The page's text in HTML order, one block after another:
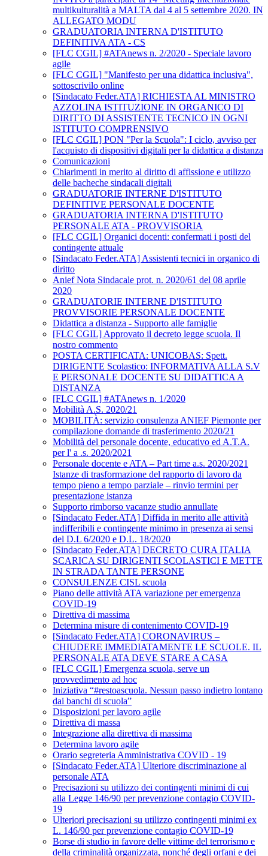
multikulturalità a MALTA dal 4 al 5 settembre 2020. IN
ALLEGATO MODU
GRADUATORIA INTERNA D'ISTITUTO
DEFINITIVA ATA - CS
[FLC CGIL] #ATAnews n. 2/2020 - Speciale lavoro
agile
[FLC CGIL] "Manifesto per una didattica inclusiva",
sottoscrivilo online
[Sindacato Feder.ATA] RICHIESTA AL MINISTRO
AZZOLINA ISTITUZIONE IN ORGANICO DI
DIRITTO DI ASSISTENTE TECNICO IN OGNI
ISTITUTO COMPRENSIVO
[FLC CGIL] PON "Per la Scuola": I ciclo, avviso per
l'acquisto di dispositivi digitali per la didattica a distanza
Comunicazioni
Chiarimenti in merito al diritto di affissione e utilizzo
delle bacheche sindacali digitali
GRADUATORIE INTERNE D'ISTITUTO
DEFINITIVE PERSONALE DOCENTE
GRADUATORIA INTERNA D'ISTITUTO
PERSONALE ATA - PROVVISORIA
[FLC CGIL] Organici docenti: confermati i posti del
contingente attuale
[Sindacato Feder.ATA] Assistenti tecnici in organico di
diritto
Anief Nota Sindacale prot. n. 2020/61 del 08 aprile
2020
GRADUATORIE INTERNE D'ISTITUTO
PROVVISORIE PERSONALE DOCENTE
Didattica a distanza - Supporto alle famiglie
[FLC CGIL] Approvato il decreto legge scuola. Il
nostro commento
POSTA CERTIFICATA: UNICOBAS: Spett.
DIRIGENTE Scolastico: INFORMATIVA ALLA S.V
E PERSONALE DOCENTE SU DIDATTICA A
DISTANZA
[FLC CGIL] #ATAnews n. 1/2020
Mobilità A.S. 2020/21
MOBILITÀ: servizio consulenza ANIEF Piemonte per
compilazione domande di trasferimento 2020/21
Mobilità del personale docente, educativo ed A.T.A.
per l' a .s. 2020/2021
Personale docente e ATA – Part time a.s. 2020/2021
Istanze di trasformazione del rapporto di lavoro da
tempo pieno a tempo parziale – rinvio termini per
presentazione istanza
Supporto rimborso vacanze studio annullate
[Sindacato Feder.ATA] Diffida in merito alle attività
indifferibili e contingente minimo in presenza ai sensi
del D.L 6/2020 e D.L. 18/2020
[Sindacato Feder.ATA] DECRETO CURA ITALIA
SCARICA SU DIRIGENTI SCOLASTICI E METTE
IN STRADA TANTE PERSONE
CONSULENZE CISL scuola
Piano delle attività ATA variazione per emergenza
COVID-19
Direttiva di massima
Determina misure di contenimento COVID-19
[Sindacato Feder.ATA] CORONAVIRUS –
CHIUDERE IMMEDIATAMENTE LE SCUOLE. IL
PERSONALE ATA DEVE STARE A CASA
[FLC CGIL] Emergenza scuola, serve un
provvedimento ad hoc
Iniziativa “#restoascuola. Nessun passo indietro lontano
dai banchi di scuola”
Disposizioni per lavoro agile
Direttiva di massa
Integrazione alla direttiva di massima
Determina lavoro agile
Orario segreteria Amministrativa COVID - 19
[Sindacato Feder.ATA] Ulteriore discriminazione al
personale ATA
Precisazioni su utilizzo dei contingenti minimi di cui
alla Legge 146/90 per prevenzione contagio COVID-
19
Ulteriori precisazioni su utilizzo contingenti minimi ex
L. 146/90 per prevenzione contagio COVID-19
Borse di studio in favore delle vittime del terrorismo e
della criminalità organizzata, nonché degli orfani e dei